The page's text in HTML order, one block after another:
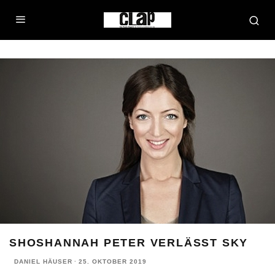
SHOSHANNAH PETER VERLÄSST SKY
DANIEL HÄUSER · 25. OKTOBER 2019